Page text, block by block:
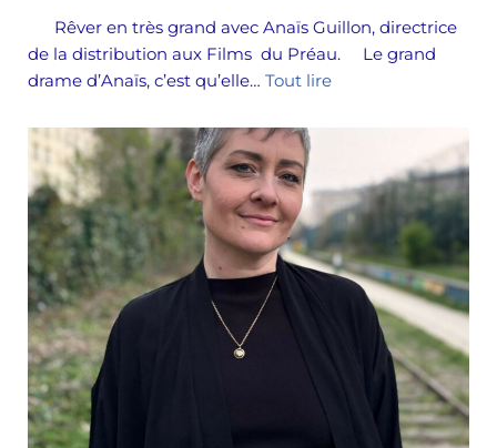
Rêver en très grand avec Anaïs Guillon, directrice
de la distribution aux Films du Préau. Le grand
drame d’Anaïs, c’est qu’elle… Tout lire